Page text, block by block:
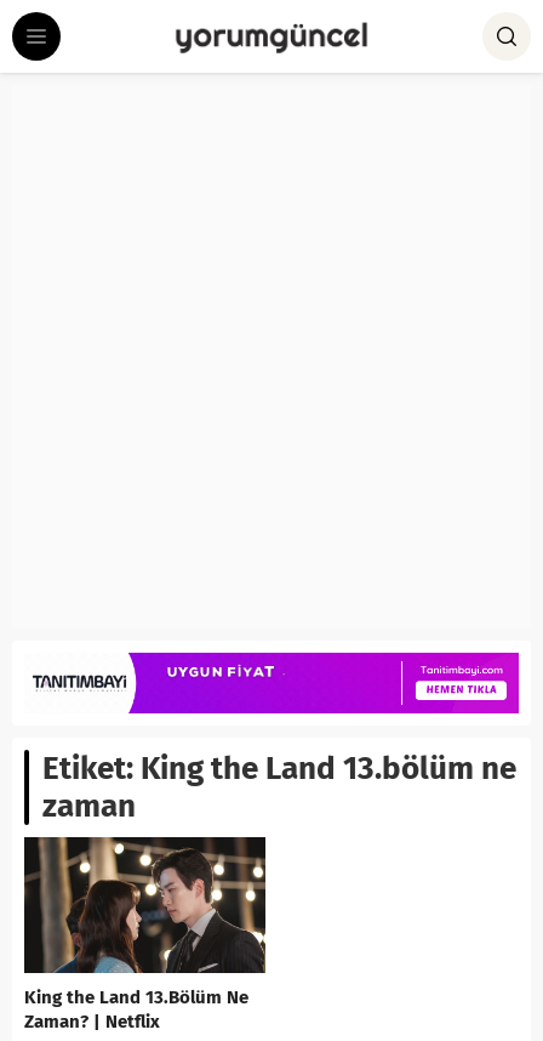
Etiket: King the Land 13.bölüm ne
zaman
King the Land 13.Bölüm Ne
Zaman? | Netflix